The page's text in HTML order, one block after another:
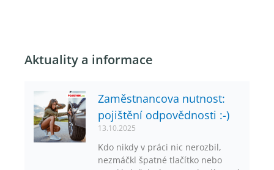
Aktuality a informace
Zaměstnancova nutnost:
pojištění odpovědnosti :-)
13.10.2025
Kdo nikdy v práci nic nerozbil,
nezmáčkl špatné tlačítko nebo